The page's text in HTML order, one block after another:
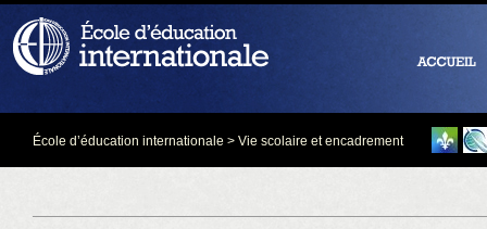
École d’éducation internationale > Vie scolaire et encadrement